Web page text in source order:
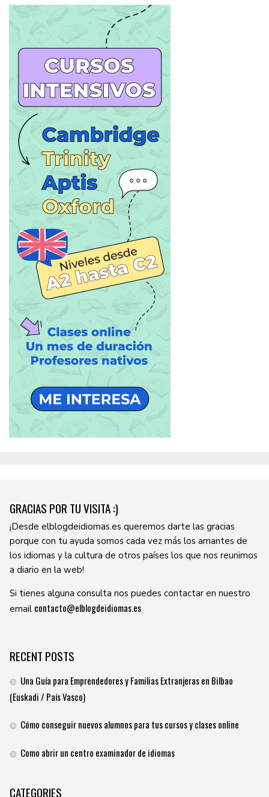
GRACIAS POR TU VISITA :)
¡Desde elblogdeidiomas.es queremos darte las gracias
porque con tu ayuda somos cada vez más los amantes de
los idiomas y la cultura de otros países los que nos reunimos
a diario en la web!
Si tienes alguna consulta nos puedes contactar en nuestro
email contacto@elblogdeidiomas.es
RECENT POSTS
Una Guía para Emprendedores y Familias Extranjeras en Bilbao
(Euskadi / País Vasco)
Cómo conseguir nuevos alumnos para tus cursos y clases online
Como abrir un centro examinador de idiomas
CATEGORIES